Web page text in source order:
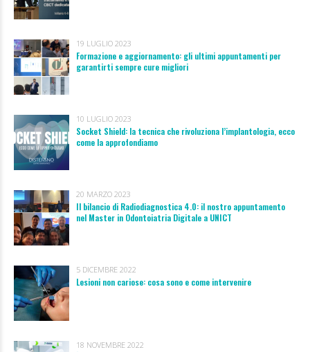
19 LUGLIO 2023
Formazione e aggiornamento: gli ultimi appuntamenti per
garantirti sempre cure migliori
10 LUGLIO 2023
Socket Shield: la tecnica che rivoluziona l’implantologia, ecco
come la approfondiamo
20 MARZO 2023
Il bilancio di Radiodiagnostica 4.0: il nostro appuntamento
nel Master in Odontoiatria Digitale a UNICT
5 DICEMBRE 2022
Lesioni non cariose: cosa sono e come intervenire
18 NOVEMBRE 2022